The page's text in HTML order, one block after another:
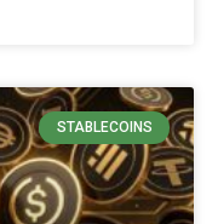
STABLECOINS